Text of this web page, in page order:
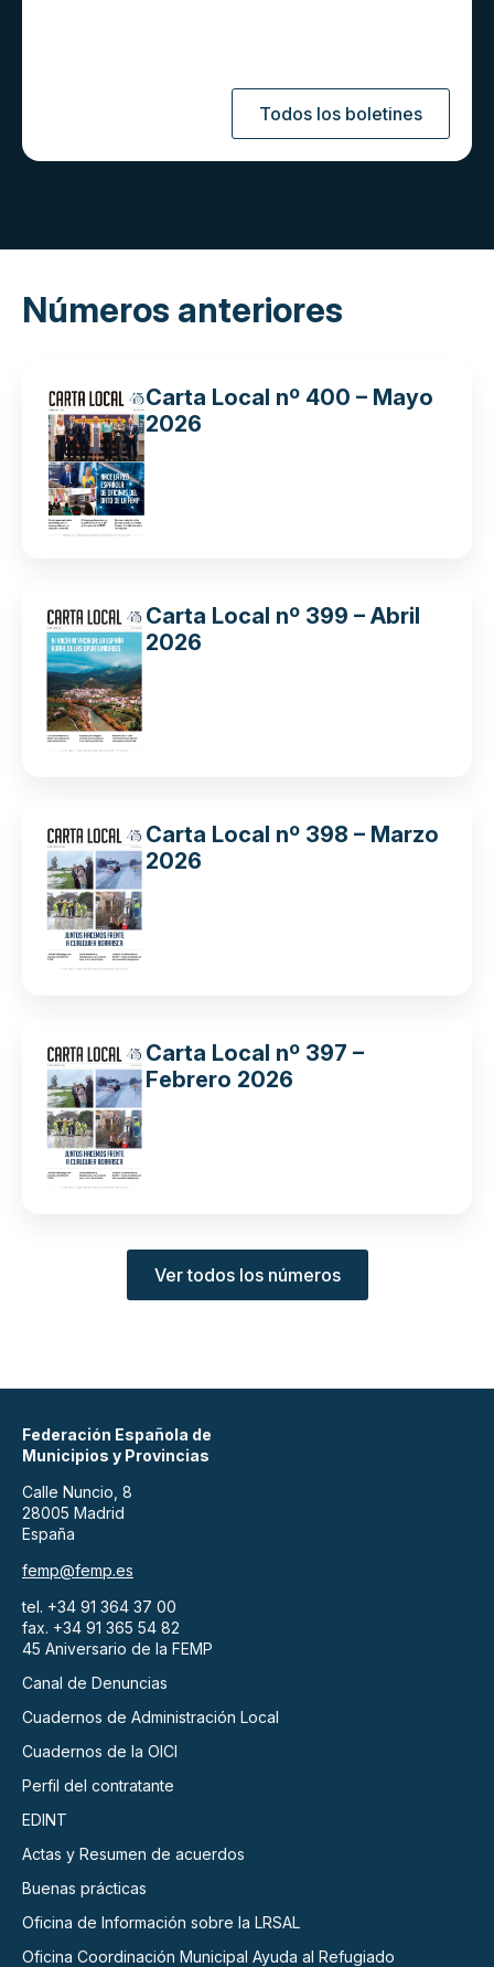
Todos los boletines
Números anteriores
Carta Local nº 400 – Mayo
2026
Carta Local nº 399 – Abril
2026
Carta Local nº 398 – Marzo
2026
Carta Local nº 397 –
Febrero 2026
Ver todos los números
Federación Española de
Municipios y Provincias
Calle Nuncio, 8
28005 Madrid
España
femp@femp.es
tel. +34 91 364 37 00
fax. +34 91 365 54 82
45 Aniversario de la FEMP
Canal de Denuncias
Cuadernos de Administración Local
Cuadernos de la OICI
Perfil del contratante
EDINT
Actas y Resumen de acuerdos
Buenas prácticas
Oficina de Información sobre la LRSAL
Oficina Coordinación Municipal Ayuda al Refugiado